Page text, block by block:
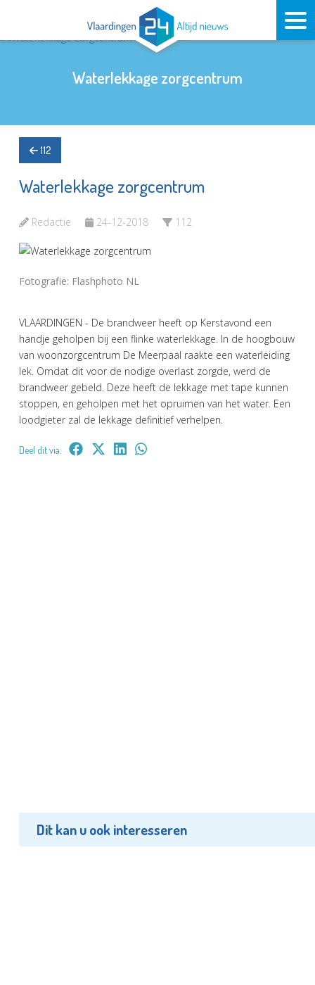
Waterlekkage zorgcentrum
112
Waterlekkage zorgcentrum
Redactie 24-12-2018 112
Fotografie: Flashphoto NL
VLAARDINGEN - De brandweer heeft op Kerstavond een
handje geholpen bij een flinke waterlekkage. In de hoogbouw
van woonzorgcentrum De Meerpaal raakte een waterleiding
lek. Omdat dit voor de nodige overlast zorgde, werd de
brandweer gebeld. Deze heeft de lekkage met tape kunnen
stoppen, en geholpen met het opruimen van het water. Een
loodgieter zal de lekkage definitief verhelpen.
Deel dit via:
Dit kan u ook interesseren